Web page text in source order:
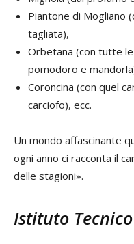
Piantone di Mogliano
tagliata),
Orbetana (con tutte
pomodoro e
Coroncina (con quel
carciofo), ecc.
Un mondo affascinante
ogni anno ci racconta il
delle stagioni».
Istituto